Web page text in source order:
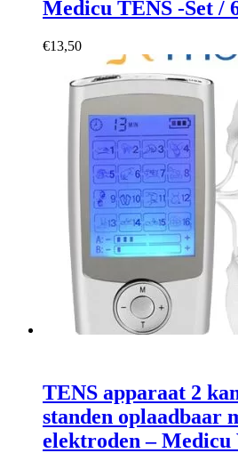
Medicu TENS -Set /
€13,50
TENS apparaat 2
standen oplaadbaar
elektroden – Medicu